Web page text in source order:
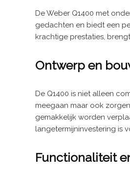
De Weber Q1400 met
gedachten en biedt een
krachtige prestaties,
Ontwerp en
De Q1400 is niet alleen
meegaan maar ook
gemakkelijk worden
langetermijninvestering is
Functionaliteit